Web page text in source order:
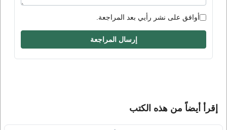
أوافق على نشر رأيي بعد المراجعة.
إرسال المراجعة
إقرأ أيضاً من هذه الكتب